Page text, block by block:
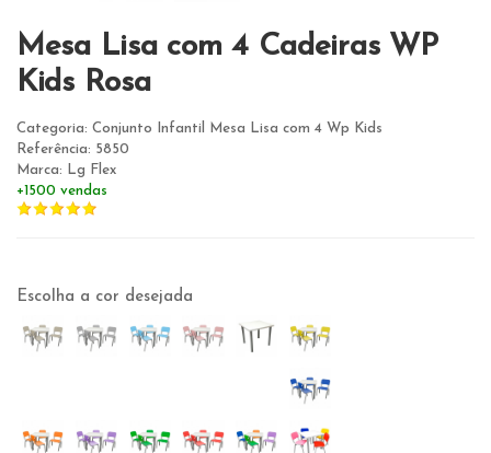
Mesa Lisa com 4 Cadeiras WP
Kids Rosa
Categoria: Conjunto Infantil Mesa Lisa com 4 Wp Kids
Referência: 5850
Marca: Lg Flex
+1500 vendas
Escolha a cor desejada